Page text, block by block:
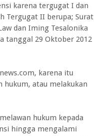
karena tergugat I dan
Tergugat II berupa; Surat
dan Iming Tesalonika
tanggal 29 Oktober 2012
karena itu
hukum, atau melakukan
hukum kepada
hingga mengalami